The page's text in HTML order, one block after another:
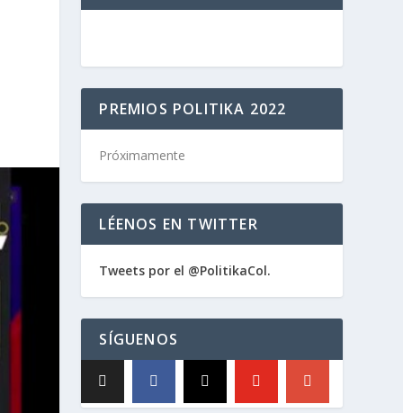
PREMIOS POLITIKA 2022
Próximamente
LÉENOS EN TWITTER
Tweets por el @PolitikaCol.
SÍGUENOS